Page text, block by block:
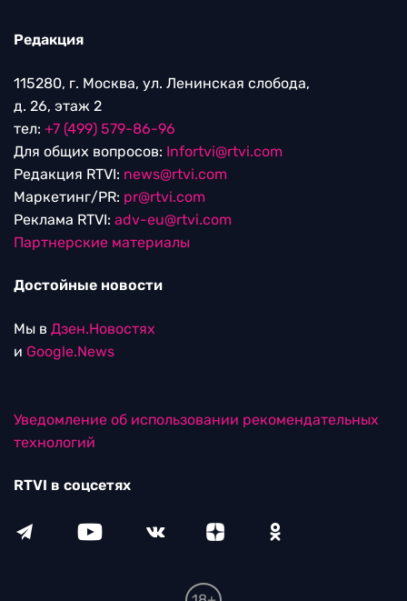
Редакция
115280, г. Москва, ул. Ленинская слобода,
д. 26, этаж 2
тел: +7 (499) 579-86-96
Для общих вопросов: Infortvi@rtvi.com
Редакция RTVI: news@rtvi.com
Маркетинг/PR: pr@rtvi.com
Реклама RTVI: adv-eu@rtvi.com
Партнерские материалы
Достойные новости
Мы в Дзен.Новостях
и Google.News
Уведомление об использовании рекомендательных
технологий
RTVI в соцсетях